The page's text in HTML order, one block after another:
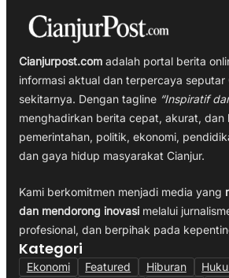
Cianjurpost.com adalah portal berita
informasi aktual dan terpercaya seputar
sekitarnya. Dengan tagline “Inspiratif
menghadirkan berita cepat, akurat, dan
pemerintahan, politik, ekonomi,
dan gaya hidup masyarakat Cianjur.
Kami berkomitmen menjadi media yang
dan mendorong inovasi melalui
profesional, dan berpihak pada
Kategori
Ekonomi Featured Hiburan